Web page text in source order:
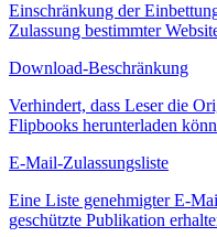
Einschränkung der
Zulassung bestimmter
Download-Beschränkung
Verhindert, dass Leser die
Flipbooks herunterladen
E-Mail-Zulassungsliste
Eine Liste genehmigter E-
geschützte Publikation